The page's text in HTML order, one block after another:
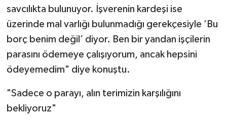
savcılıkta bulunuyor. İşverenin kardeşi ise
üzerinde mal varlığı bulunmadığı gerekçesiyle ’Bu
borç benim değil’ diyor. Ben bir yandan işçilerin
parasını ödemeye çalışıyorum, ancak hepsini
ödeyemedim" diye konuştu.
"Sadece o parayı, alın terimizin karşılığını
bekliyoruz"